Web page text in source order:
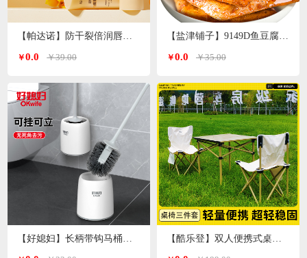
【帕达诺】防干裂倍润唇膏3g/支*2支
￥0.0 ￥39.00
【盐津铺子】9149D鱼豆腐原味360g
￥0.0 ￥35.00